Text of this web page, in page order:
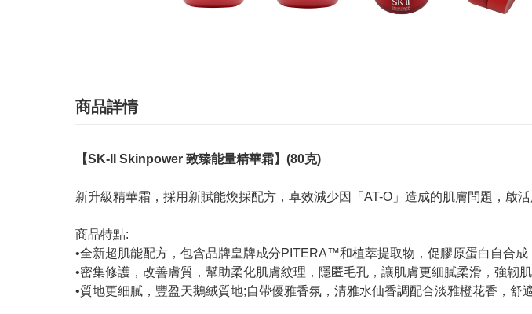
商品詳情
【SK-II Skinpower 致臻能量精華霜】(80克)
新升級精華霜，採用新賦能煥採配方，卓效減少因「AT-O」造成的肌膚問題，啟
商品特點:
•全新超肌能配方，包含品牌皇牌成分PITERA™和植萃提取物，促膠原蛋白自合成
•密集修護，改善膚質，幫助柔化肌膚紋理，隱匿毛孔，讓肌膚更細膩柔滑，強韌肌
•質地更細膩，豐盈天鵝絨質地;自帶優雅香氛，清雅水仙香調配合淡雅橙花香，舒適